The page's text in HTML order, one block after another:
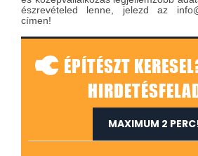
észrevételed lenne, jelezd az
címen!
ÉPÍTÉSZT
MAXIMUM 2